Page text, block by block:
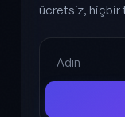
ücretsiz, hiçbir
Ad Soyad
Telefon